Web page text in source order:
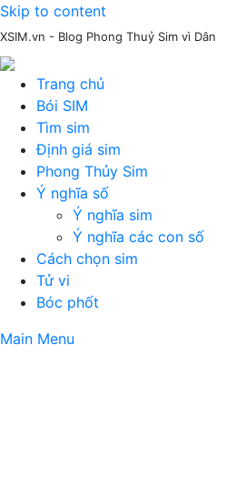
Skip to content
XSIM.vn - Blog Phong Thuỷ Sim vì Dân
Trang chủ
Bói SIM
Tìm sim
Định giá sim
Phong Thủy Sim
Ý nghĩa số
Ý nghĩa sim
Ý nghĩa các con số
Cách chọn sim
Tử vi
Bóc phốt
Main Menu